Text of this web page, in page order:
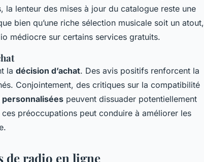
lenteur des mises à jour du catalogue reste une
bien qu’une riche sélection musicale soit un atout,
médiocre sur certains services gratuits.
la décision d’achat. Des avis positifs renforcent la
Conjointement, des critiques sur la compatibilité
peuvent dissuader potentiellement
préoccupations peut conduire à améliorer les
de radio en ligne